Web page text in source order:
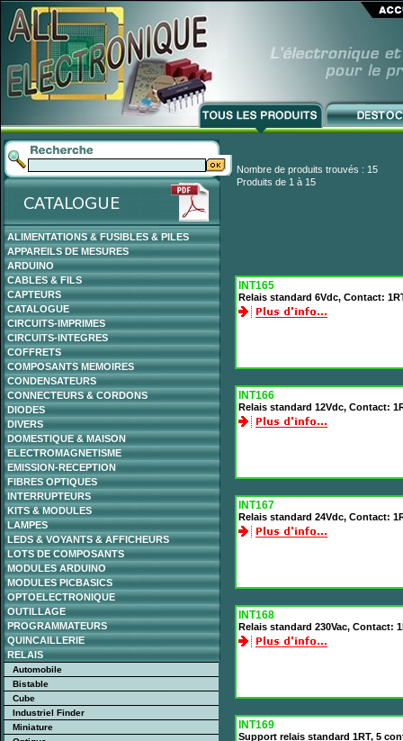
ALIMENTATIONS & FUSIBLES & PILES
APPAREILS DE MESURES
ARDUINO
CABLES & FILS
CAPTEURS
CATALOGUE
CIRCUITS-IMPRIMES
CIRCUITS-INTEGRES
COFFRETS
COMPOSANTS MEMOIRES
CONDENSATEURS
CONNECTEURS & CORDONS
DIODES
DIVERS
DOMESTIQUE & MAISON
ELECTROMAGNETISME
EMISSION-RECEPTION
FIBRES OPTIQUES
INTERRUPTEURS
KITS & MODULES
LAMPES
LEDS & VOYANTS & AFFICHEURS
LOTS DE COMPOSANTS
MODULES ARDUINO
MODULES PICBASICS
OPTOELECTRONIQUE
OUTILLAGE
PROGRAMMATEURS
QUINCAILLERIE
RELAIS
Automobile
Bistable
Cube
Industriel Finder
Miniature
Nombre de produits trouvés : 15
Produits de 1 à 15
INT165
Relais standard 6Vdc, Contact:
INT166
Relais standard 12Vdc, Contact:
INT167
Relais standard 24Vdc, Contact:
INT168
Relais standard 230Vac, Contact:
INT169
Support relais standard 1RT, 5